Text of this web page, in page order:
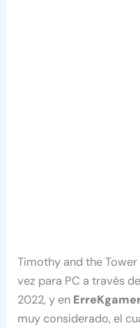
Timothy and the
vez para PC a través de
2022, y en
muy considerado, el